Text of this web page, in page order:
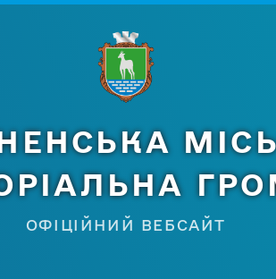
ОФІЦІЙНИЙ ВЕБСАЙТ